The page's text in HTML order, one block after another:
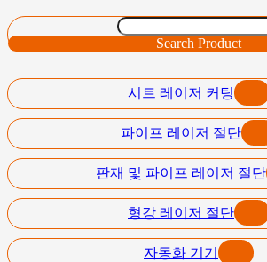
Search Product
시트 레이저 커팅
파이프 레이저 절단
판재 및 파이프 레이저 절단
형강 레이저 절단
자동화 기기